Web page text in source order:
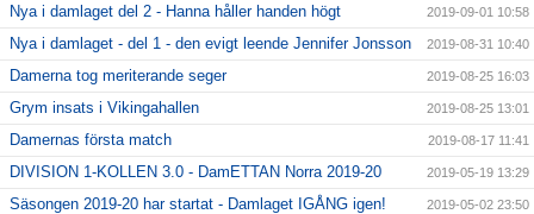
Nya i damlaget del 2 - Hanna håller handen högt 2019-09-01 10:58
Nya i damlaget - del 1 - den evigt leende Jennifer Jonsson 2019-08-31 10:40
Damerna tog meriterande seger 2019-08-25 16:03
Grym insats i Vikingahallen 2019-08-25 13:01
Damernas första match 2019-08-17 11:41
DIVISION 1-KOLLEN 3.0 - DamETTAN Norra 2019-20 2019-05-19 13:29
Säsongen 2019-20 har startat - Damlaget IGÅNG igen! 2019-05-02 23:50